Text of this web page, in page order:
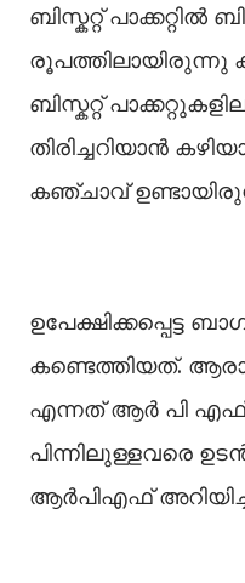
ബിസ്കറ്റ് പാക്കറ്റിൽ
രൂപത്തിലായിരുന്നു
ബിസ്കറ്റ്
തിരിച്ചറിയാൻ
കഞ്ചാവ്
ഉപേക്ഷിക്കപ്പെട്ട
കണ്ടെത്തിയത്.
എന്നത് ആർ പി
പിന്നിലുള്ളവരെ
ആർപിഎഫ്